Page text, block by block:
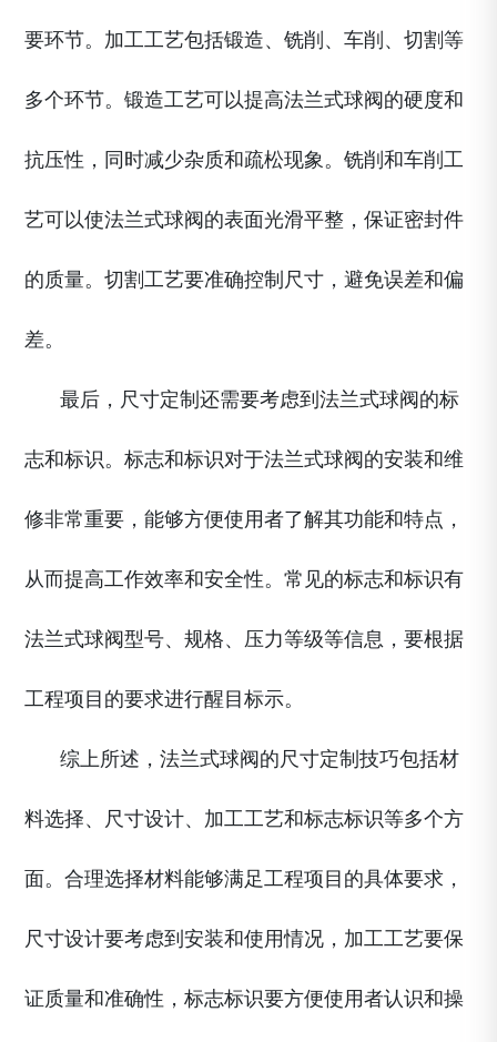
要环节。加工工艺包括锻造、铣削、车削、切割等
多个环节。锻造工艺可以提高法兰式球阀的硬度和
抗压性，同时减少杂质和疏松现象。铣削和车削工
艺可以使法兰式球阀的表面光滑平整，保证密封件
的质量。切割工艺要准确控制尺寸，避免误差和偏
差。
最后，尺寸定制还需要考虑到法兰式球阀的标
志和标识。标志和标识对于法兰式球阀的安装和维
修非常重要，能够方便使用者了解其功能和特点，
从而提高工作效率和安全性。常见的标志和标识有
法兰式球阀型号、规格、压力等级等信息，要根据
工程项目的要求进行醒目标示。
综上所述，法兰式球阀的尺寸定制技巧包括材
料选择、尺寸设计、加工工艺和标志标识等多个方
面。合理选择材料能够满足工程项目的具体要求，
尺寸设计要考虑到安装和使用情况，加工工艺要保
证质量和准确性，标志标识要方便使用者认识和操